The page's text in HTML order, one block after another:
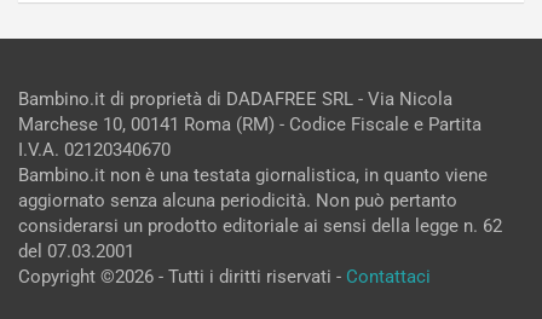
Bambino.it di proprietà di DADAFREE SRL - Via Nicola
Marchese 10, 00141 Roma (RM) - Codice Fiscale e Partita
I.V.A. 02120340670
Bambino.it non è una testata giornalistica, in quanto viene
aggiornato senza alcuna periodicità. Non può pertanto
considerarsi un prodotto editoriale ai sensi della legge n. 62
del 07.03.2001
Copyright ©2026 - Tutti i diritti riservati - Contattaci